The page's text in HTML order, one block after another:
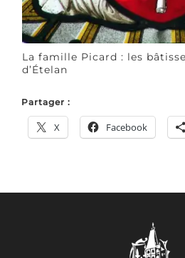
La famille Picard : les
d’Ételan
Partager :
X Facebook